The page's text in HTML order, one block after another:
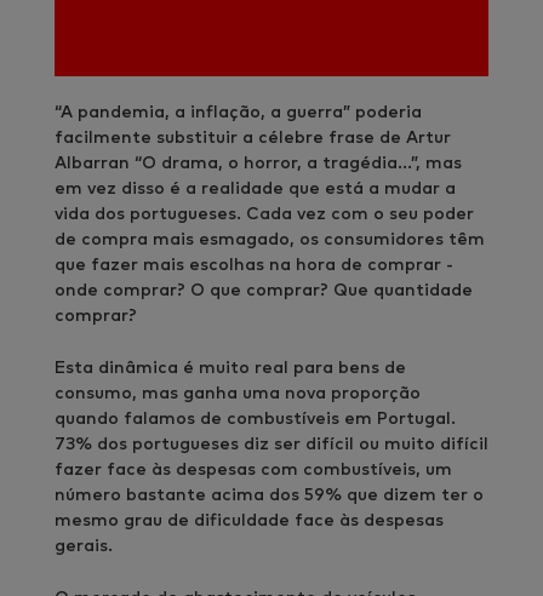
“A pandemia, a inflação, a guerra” poderia
facilmente substituir a célebre frase de Artur
Albarran “O drama, o horror, a tragédia…”, mas
em vez disso é a realidade que está a mudar a
vida dos portugueses. Cada vez com o seu poder
de compra mais esmagado, os consumidores têm
que fazer mais escolhas na hora de comprar -
onde comprar? O que comprar? Que quantidade
comprar?
Esta dinâmica é muito real para bens de
consumo, mas ganha uma nova proporção
quando falamos de combustíveis em Portugal.
73% dos portugueses diz ser difícil ou muito difícil
fazer face às despesas com combustíveis, um
número bastante acima dos 59% que dizem ter o
mesmo grau de dificuldade face às despesas
gerais.